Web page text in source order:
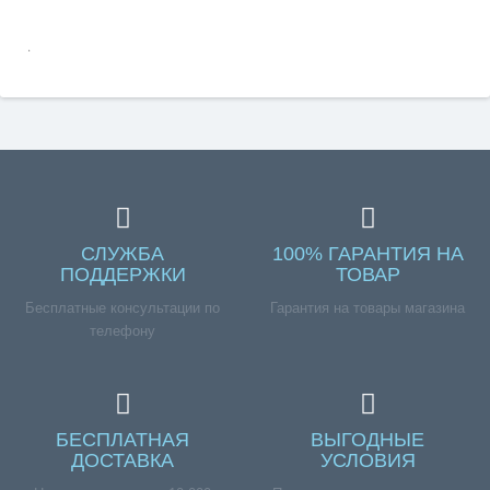
.
СЛУЖБА
ПОДДЕРЖКИ
Бесплатные консультации по
телефону
100% ГАРАНТИЯ НА
ТОВАР
Гарантия на товары магазина
БЕСПЛАТНАЯ
ДОСТАВКА
ВЫГОДНЫЕ
УСЛОВИЯ